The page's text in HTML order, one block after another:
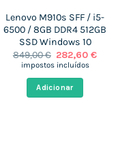
Lenovo M910s SFF / i5-
6500 / 8GB DDR4 512GB
SSD Windows 10
849,00€ O
preço
849,00 €.
282,60€O
impostos incluídos
Adicionar